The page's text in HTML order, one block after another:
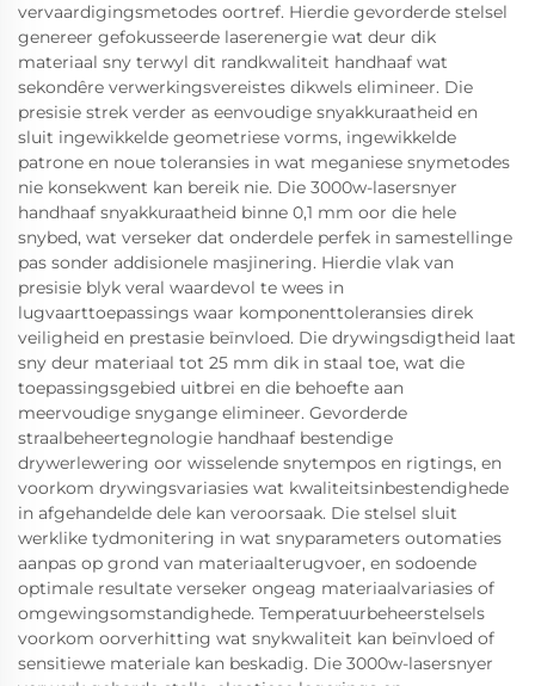
vervaardigingsmetodes oortref. Hierdie gevorderde stelsel
genereer gefokusseerde laserenergie wat deur dik
materiaal sny terwyl dit randkwaliteit handhaaf wat
sekondêre verwerkingsvereistes dikwels elimineer. Die
presisie strek verder as eenvoudige snyakkuraatheid en
sluit ingewikkelde geometriese vorms, ingewikkelde
patrone en noue toleransies in wat meganiese snymetodes
nie konsekwent kan bereik nie. Die 3000w-lasersnyer
handhaaf snyakkuraatheid binne 0,1 mm oor die hele
snybed, wat verseker dat onderdele perfek in samestellinge
pas sonder addisionele masjinering. Hierdie vlak van
presisie blyk veral waardevol te wees in
lugvaarttoepassings waar komponenttoleransies direk
veiligheid en prestasie beïnvloed. Die drywingsdigtheid laat
sny deur materiaal tot 25 mm dik in staal toe, wat die
toepassingsgebied uitbrei en die behoefte aan
meervoudige snygange elimineer. Gevorderde
straalbeheertegnologie handhaaf bestendige
drywerlewering oor wisselende snytempos en rigtings, en
voorkom drywingsvariasies wat kwaliteitsinbestendighede
in afgehandelde dele kan veroorsaak. Die stelsel sluit
werklike tydmonitering in wat snyparameters outomaties
aanpas op grond van materiaalterugvoer, en sodoende
optimale resultate verseker ongeag materiaalvariasies of
omgewingsomstandighede. Temperatuurbeheerstelsels
voorkom oorverhitting wat snykwaliteit kan beïnvloed of
sensitiewe materiale kan beskadig. Die 3000w-lasersnyer